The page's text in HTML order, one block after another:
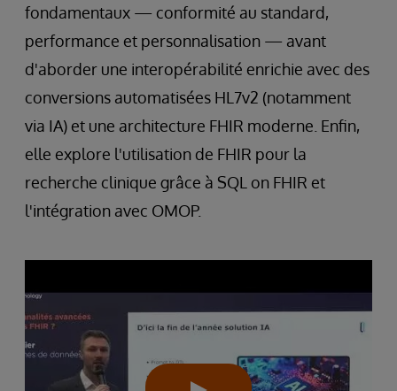
fondamentaux — conformité au standard,
performance et personnalisation — avant
d'aborder une interopérabilité enrichie avec des
conversions automatisées HL7v2 (notamment
via IA) et une architecture FHIR moderne. Enfin,
elle explore l'utilisation de FHIR pour la
recherche clinique grâce à SQL on FHIR et
l'intégration avec OMOP.